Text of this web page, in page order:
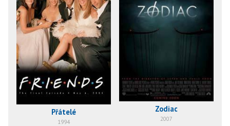
Přátelé
1994
Zodiac
2007